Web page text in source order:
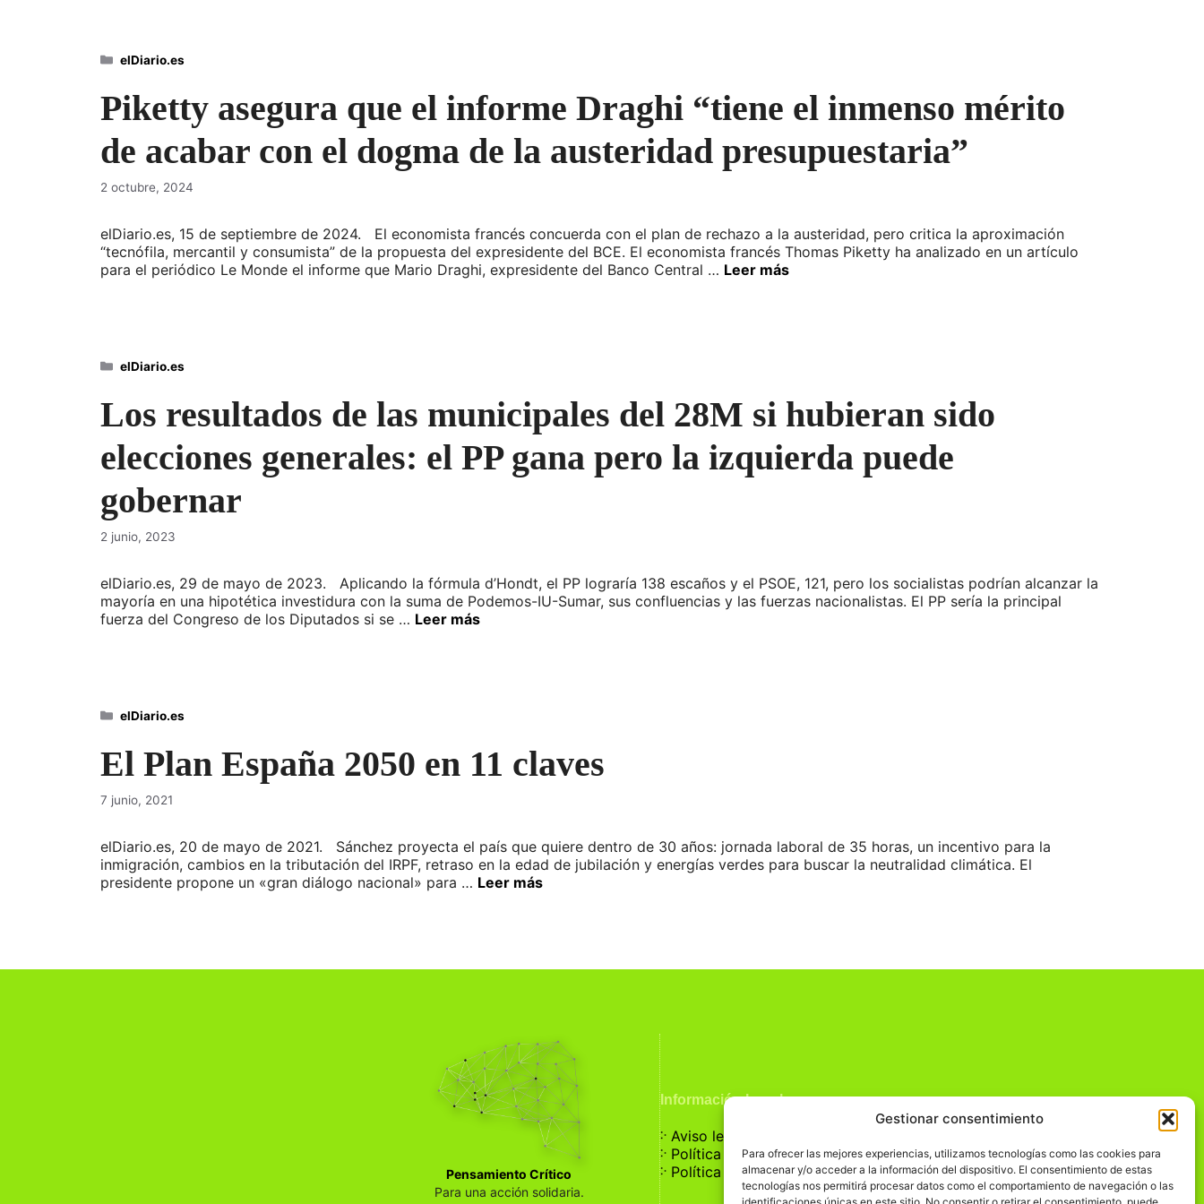
Gestionar consentimiento
Para ofrecer las mejores experiencias, utilizamos tecnologías como las cookies para
almacenar y/o acceder a la información del dispositivo. El consentimiento de estas
tecnologías nos permitirá procesar datos como el comportamiento de navegación o las
Piketty asegura que el informe Draghi “tiene el inmenso mérito
de acabar con el dogma de la austeridad presupuestaria”
2 octubre, 2024
elDiario.es, 15 de septiembre de 2024. El economista francés concuerda con el plan de rechazo a la austeridad, pero critica la aproximación
“tecnófila, mercantil y consumista” de la propuesta del expresidente del BCE. El economista francés Thomas Piketty ha analizado en un artículo
para el periódico Le Monde el informe que Mario Draghi, expresidente del Banco Central … Leer más
Categorías
elDiario.es
Los resultados de las municipales del 28M si hubieran sido
elecciones generales: el PP gana pero la izquierda puede
gobernar
2 junio, 2023
elDiario.es, 29 de mayo de 2023. Aplicando la fórmula d’Hondt, el PP lograría 138 escaños y el PSOE, 121, pero los socialistas podrían alcanzar la
mayoría en una hipotética investidura con la suma de Podemos-IU-Sumar, sus confluencias y las fuerzas nacionalistas. El PP sería la principal
fuerza del Congreso de los Diputados si se … Leer más
Categorías
elDiario.es
El Plan España 2050 en 11 claves
7 junio, 2021
elDiario.es, 20 de mayo de 2021. Sánchez proyecta el país que quiere dentro de 30 años: jornada laboral de 35 horas, un incentivo para la
inmigración, cambios en la tributación del IRPF, retraso en la edad de jubilación y energías verdes para buscar la neutralidad climática. El
presidente propone un «gran diálogo nacional» para … Leer más
Categorías
elDiario.es
Pensamiento Crítico
Para una acción solidaria.
Información Legal
჻Aviso legal
჻Política de privacidad
჻Política de cookies